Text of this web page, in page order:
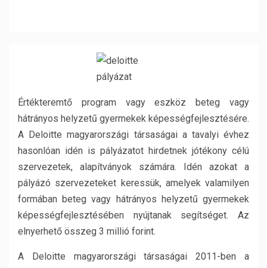
Értékteremtő program vagy eszköz beteg vagy
hátrányos helyzetű gyermekek képességfejlesztésére.
A Deloitte magyarországi társaságai a tavalyi évhez
hasonlóan idén is pályázatot hirdetnek jótékony célú
szervezetek, alapítványok számára. Idén azokat a
pályázó szervezeteket keressük, amelyek valamilyen
formában beteg vagy hátrányos helyzetű gyermekek
képességfejlesztésében nyújtanak segítséget. Az
elnyerhető összeg 3 millió forint.
A Deloitte magyarországi társaságai 2011-ben a